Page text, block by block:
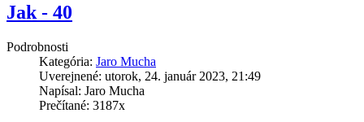
Jak - 40
Podrobnosti
Kategória: Jaro Mucha
Uverejnené: utorok, 24. január 2023, 21:49
Napísal: Jaro Mucha
Prečítané: 3187x